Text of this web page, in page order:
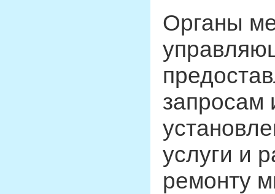
Органы
услуги и
ремонту